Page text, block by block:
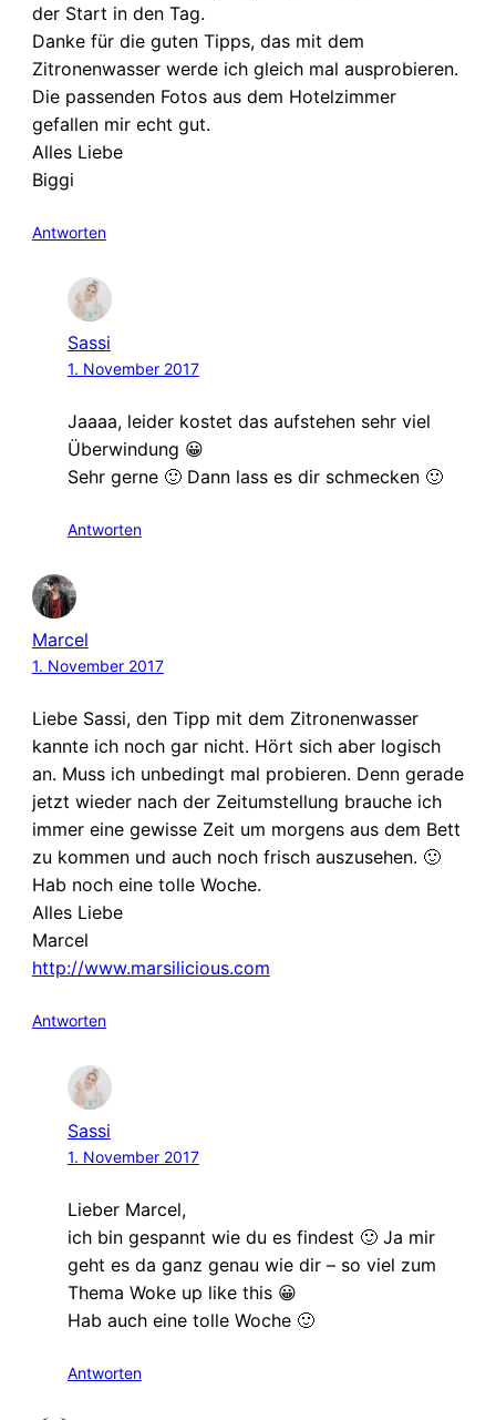
der Start in den Tag.
Danke für die guten Tipps, das mit dem
Zitronenwasser werde ich gleich mal ausprobieren.
Die passenden Fotos aus dem Hotelzimmer
gefallen mir echt gut.
Alles Liebe
Biggi
Antworten
Sassi
1. November 2017
Jaaaa, leider kostet das aufstehen sehr viel
Überwindung 😀
Sehr gerne 🙂 Dann lass es dir schmecken 🙂
Antworten
Marcel
1. November 2017
Liebe Sassi, den Tipp mit dem Zitronenwasser
kannte ich noch gar nicht. Hört sich aber logisch
an. Muss ich unbedingt mal probieren. Denn gerade
jetzt wieder nach der Zeitumstellung brauche ich
immer eine gewisse Zeit um morgens aus dem Bett
zu kommen und auch noch frisch auszusehen. 🙂
Hab noch eine tolle Woche.
Alles Liebe
Marcel
http://www.marsilicious.com
Antworten
Sassi
1. November 2017
Lieber Marcel,
ich bin gespannt wie du es findest 🙂 Ja mir
geht es da ganz genau wie dir – so viel zum
Thema Woke up like this 😀
Hab auch eine tolle Woche 🙂
Antworten